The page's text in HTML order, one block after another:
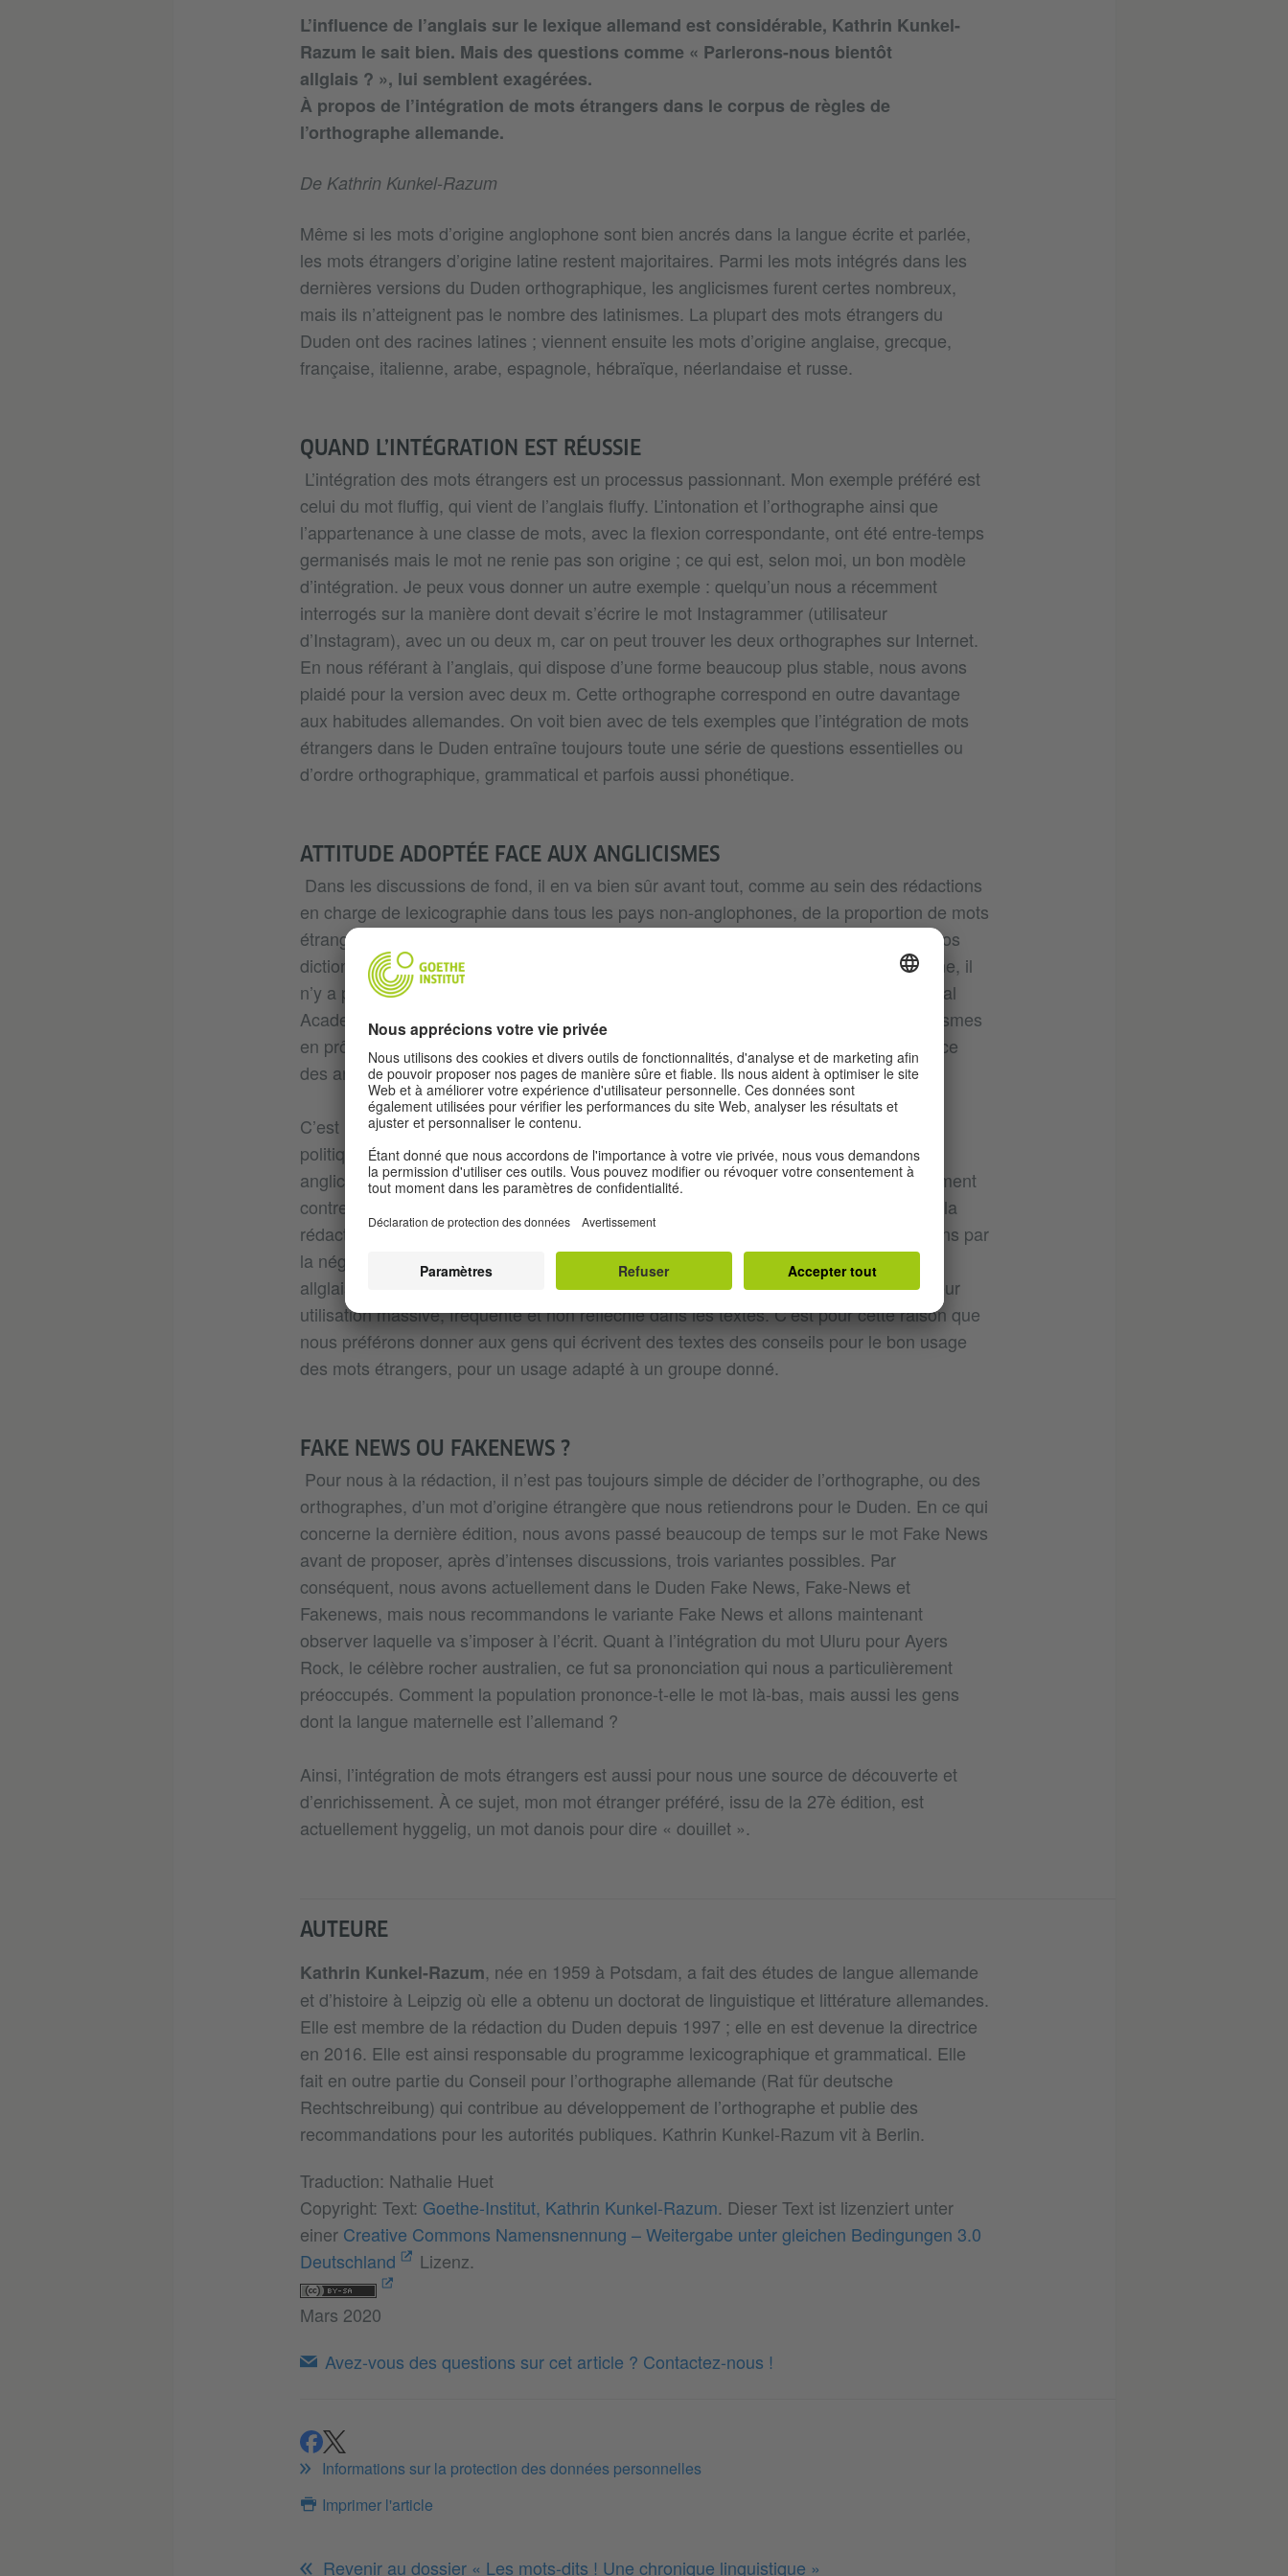
L’influence de l’anglais sur le lexique allemand est considérable, Kathrin Kunkel-
Razum le sait bien. Mais des questions comme « Parlerons-nous bientôt
allglais ? », lui semblent exagérées.
À propos de l’intégration de mots étrangers dans le corpus de règles de
l’orthographe allemande.
De Kathrin Kunkel-Razum
Même si les mots d’origine anglophone sont bien ancrés dans la langue écrite et parlée,
les mots étrangers d’origine latine restent majoritaires. Parmi les mots intégrés dans les
dernières versions du Duden orthographique, les anglicismes furent certes nombreux,
mais ils n’atteignent pas le nombre des latinismes. La plupart des mots étrangers du
Duden ont des racines latines ; viennent ensuite les mots d’origine anglaise, grecque,
française, italienne, arabe, espagnole, hébraïque, néerlandaise et russe.
QUAND L’INTÉGRATION EST RÉUSSIE
L’intégration des mots étrangers est un processus passionnant. Mon exemple préféré est
celui du mot fluffig, qui vient de l’anglais fluffy. L’intonation et l’orthographe ainsi que
l’appartenance à une classe de mots, avec la flexion correspondante, ont été entre-temps
germanisés mais le mot ne renie pas son origine ; ce qui est, selon moi, un bon modèle
d’intégration. Je peux vous donner un autre exemple : quelqu’un nous a récemment
interrogés sur la manière dont devait s’écrire le mot Instagrammer (utilisateur
d’Instagram), avec un ou deux m, car on peut trouver les deux orthographes sur Internet.
En nous référant à l’anglais, qui dispose d’une forme beaucoup plus stable, nous avons
plaidé pour la version avec deux m. Cette orthographe correspond en outre davantage
aux habitudes allemandes. On voit bien avec de tels exemples que l’intégration de mots
étrangers dans le Duden entraîne toujours toute une série de questions essentielles ou
d’ordre orthographique, grammatical et parfois aussi phonétique.
ATTITUDE ADOPTÉE FACE AUX ANGLICISMES
Dans les discussions de fond, il en va bien sûr avant tout, comme au sein des rédactions
en charge de lexicographie dans tous les pays non-anglophones, de la proportion de mots
étrangers que nous voulons introduire dans nos langues respectives, et ainsi dans nos
dictionnaires. Contrairement à ce qui se passe par exemple en France ou en Espagne, il
n’y a pas en Allemagne d’institution nationale comme l’Académie Française ou la Real
Academia Española qui s’expriment avec véhémence contre l’intégration des anglicismes
en prônant de manière combative l’utilisation de mots français ou espagnols à la place
des anglicismes.
C’est notamment parce qu’il n’existe pas en Allemagne de telle institution, avec une
politique linguistique centralisée, qu’on peut à peine maîtriser l’assimilation des
anglicismes. Certes, des groupes ont vu le jour et se prononcent parfois vigoureusement
contre les anglicismes, mais leur efficacité reste très limitée. Néanmoins, au sein de la
rédaction du Duden, nous ne voyons pas de raison d’être alarmiste et nous répondons par
la négative à la question qui nous est souvent posée : « Parlerons-nous bientôt
allglais ? ». Car le problème n’est pas l’intégration de quelques mots anglais, mais leur
utilisation massive, fréquente et non réfléchie dans les textes. C’est pour cette raison que
nous préférons donner aux gens qui écrivent des textes des conseils pour le bon usage
des mots étrangers, pour un usage adapté à un groupe donné.
FAKE NEWS OU FAKENEWS ?
Pour nous à la rédaction, il n’est pas toujours simple de décider de l’orthographe, ou des
orthographes, d’un mot d’origine étrangère que nous retiendrons pour le Duden. En ce qui
concerne la dernière édition, nous avons passé beaucoup de temps sur le mot Fake News
avant de proposer, après d’intenses discussions, trois variantes possibles. Par
conséquent, nous avons actuellement dans le Duden Fake News, Fake-News et
Fakenews, mais nous recommandons le variante Fake News et allons maintenant
observer laquelle va s’imposer à l’écrit. Quant à l’intégration du mot Uluru pour Ayers
Rock, le célèbre rocher australien, ce fut sa prononciation qui nous a particulièrement
préoccupés. Comment la population prononce-t-elle le mot là-bas, mais aussi les gens
dont la langue maternelle est l’allemand ?
Ainsi, l’intégration de mots étrangers est aussi pour nous une source de découverte et
d’enrichissement. À ce sujet, mon mot étranger préféré, issu de la 27è édition, est
actuellement hyggelig, un mot danois pour dire « douillet ».
AUTEURE
Kathrin Kunkel-Razum, née en 1959 à Potsdam, a fait des études de langue allemande
et d’histoire à Leipzig où elle a obtenu un doctorat de linguistique et littérature allemandes.
Elle est membre de la rédaction du Duden depuis 1997 ; elle en est devenue la directrice
en 2016. Elle est ainsi responsable du programme lexicographique et grammatical. Elle
fait en outre partie du Conseil pour l’orthographe allemande (Rat für deutsche
Rechtschreibung) qui contribue au développement de l’orthographe et publie des
recommandations pour les autorités publiques. Kathrin Kunkel-Razum vit à Berlin.
Traduction: Nathalie Huet
Copyright: Text: Goethe-Institut, Kathrin Kunkel-Razum. Dieser Text ist lizenziert unter
einer Creative Commons Namensnennung – Weitergabe unter gleichen Bedingungen 3.0
Deutschland
Lizenz.
Mars 2020
Avez-vous des questions sur cet article ? Contactez-nous !
partagerpartager
Informations sur la protection des données personnelles
Imprimer l'article
Revenir au dossier « Les mots-dits ! Une chronique linguistique »